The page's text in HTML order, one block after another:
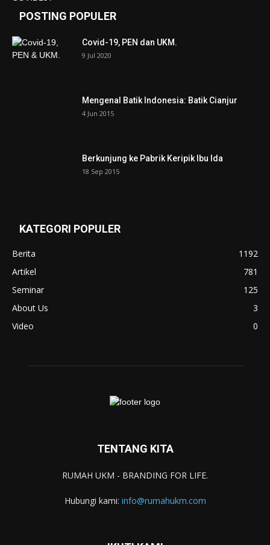
POSTING POPULER
Covid-19, PEN dan UKM.
9 Jul 2020
Mengenal Batik Indonesia: Batik Cianjur
4 Jun 2015
Berkunjung ke Pabrik Keripik Ibu Ida
18 Sep 2015
KATEGORI POPULER
Berita
1192
Artikel
781
Seminar
125
About Us
3
Video
0
TENTANG KITA
RUMAH UKM - BRANDING FOR LIFE.
Hubungi kami: info@rumahukm.com